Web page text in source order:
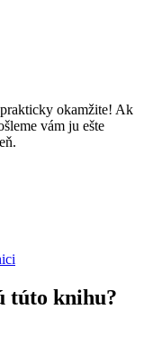
okamžite! Ak
vám ju ešte
túto knihu?